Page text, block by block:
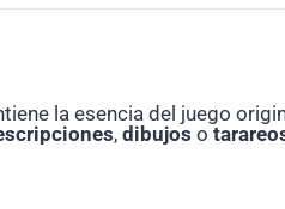
la esencia del juego
, dibujos o